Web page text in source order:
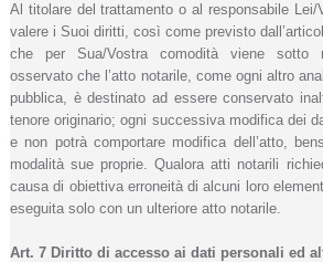
Al titolare del trattamento o al responsabile Lei/
valere i Suoi diritti, così come previsto
che per Sua/Vostra comodità viene sotto
osservato che l’atto notarile, come ogni altro
pubblica, è destinato ad essere conservato
tenore originario; ogni successiva modifica dei
e non potrà comportare modifica dell’atto,
modalità sue proprie. Qualora atti notarili
causa di obiettiva erroneità di alcuni loro
eseguita solo con un ulteriore atto notarile.
Art. 7 Diritto di accesso ai dati personali ed